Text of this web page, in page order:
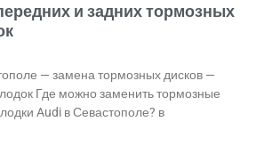
и задних тормозных
— замена тормозных дисков —
Где можно заменить тормозные
Audi в Севастополе? в